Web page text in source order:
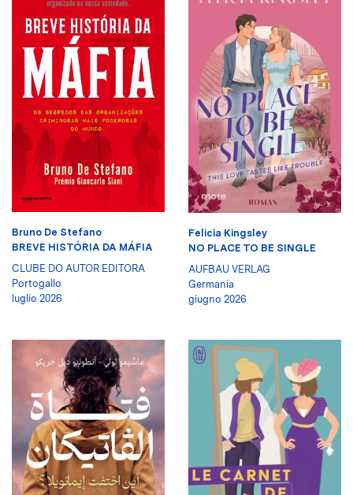
Bruno De Stefano
BREVE HISTÓRIA DA MÁFIA
CLUBE DO AUTOR EDITORA
Portogallo
luglio 2026
Felicia Kingsley
NO PLACE TO BE SINGLE
AUFBAU VERLAG
Germania
giugno 2026